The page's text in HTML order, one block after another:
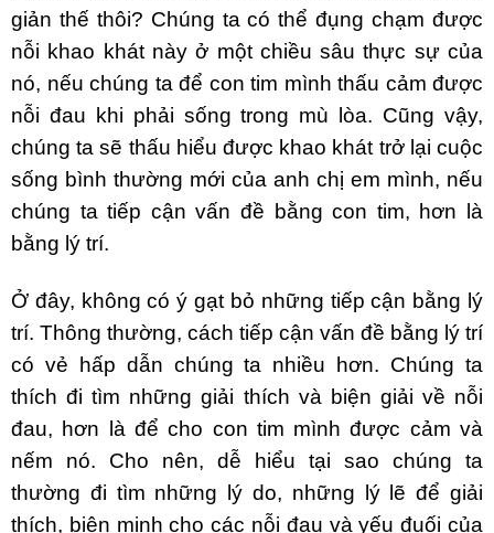
giản thế thôi? Chúng ta có thể đụng chạm được
nỗi khao khát này ở một chiều sâu thực sự của
nó, nếu chúng ta để con tim mình thấu cảm được
nỗi đau khi phải sống trong mù lòa. Cũng vậy,
chúng ta sẽ thấu hiểu được khao khát trở lại cuộc
sống bình thường mới của anh chị em mình, nếu
chúng ta tiếp cận vấn đề bằng con tim, hơn là
bằng lý trí.
Ở đây, không có ý gạt bỏ những tiếp cận bằng lý
trí. Thông thường, cách tiếp cận vấn đề bằng lý trí
có vẻ hấp dẫn chúng ta nhiều hơn. Chúng ta
thích đi tìm những giải thích và biện giải về nỗi
đau, hơn là để cho con tim mình được cảm và
nếm nó. Cho nên, dễ hiểu tại sao chúng ta
thường đi tìm những lý do, những lý lẽ để giải
thích, biện minh cho các nỗi đau và yếu đuối của